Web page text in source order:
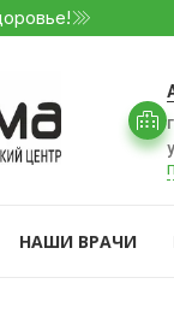
НАШИ ВРАЧИ